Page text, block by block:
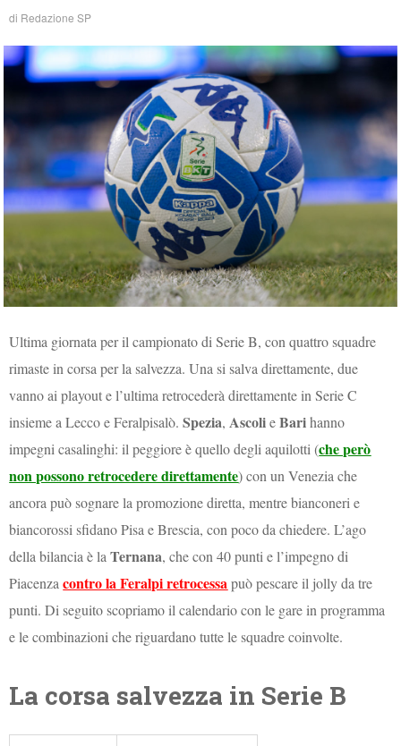
di Redazione SP
Ultima giornata per il campionato di Serie B, con quattro squadre
rimaste in corsa per la salvezza. Una si salva direttamente, due
vanno ai playout e l’ultima retrocederà direttamente in Serie C
insieme a Lecco e Feralpisalò.Spezia,AscolieBarihanno
impegni casalinghi: il peggiore è quello degli aquilotti (che però
non possono retrocedere direttamente) con un Venezia che
ancora può sognare la promozione diretta, mentre bianconeri e
biancorossi sfidano Pisa e Brescia, con poco da chiedere. L’ago
della bilancia è laTernana, che con 40 punti e l’impegno di
Piacenzacontro la Feralpi retrocessapuò pescare il jolly da tre
punti. Di seguito scopriamo il calendario con le gare in programma
e le combinazioni che riguardano tutte le squadre coinvolte.
La corsa salvezza in Serie B